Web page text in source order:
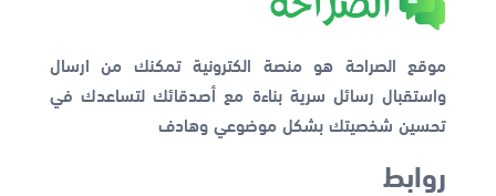
موقع الصراحة هو منصة الكترونية تمكنك من ارسال
واستقبال رسائل سرية بناءة مع أصدقائك لتساعدك في
تحسين شخصيتك بشكل موضوعي وهادف
روابط